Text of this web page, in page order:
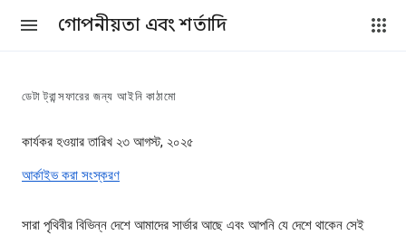
গোপনীয়তা এবং শর্তাদি
ডেটা ট্রান্সফারের জন্য আইনি কাঠামো
কার্যকর হওয়ার তারিখ ২৩ আগস্ট, ২০২৫
আর্কাইভ করা সংস্করণ
সারা পৃথিবীর বিভিন্ন দেশে আমাদের সার্ভার আছে এবং আপনি যে দেশে থাকেন সেই